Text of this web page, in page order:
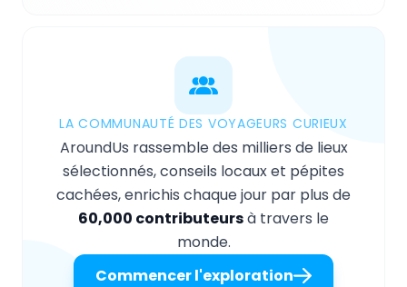
LA COMMUNAUTÉ DES VOYAGEURS CURIEUX
AroundUs rassemble des milliers de lieux
sélectionnés, conseils locaux et pépites
cachées, enrichis chaque jour par plus de
60,000 contributeursà travers le
monde.
Commencer l'exploration